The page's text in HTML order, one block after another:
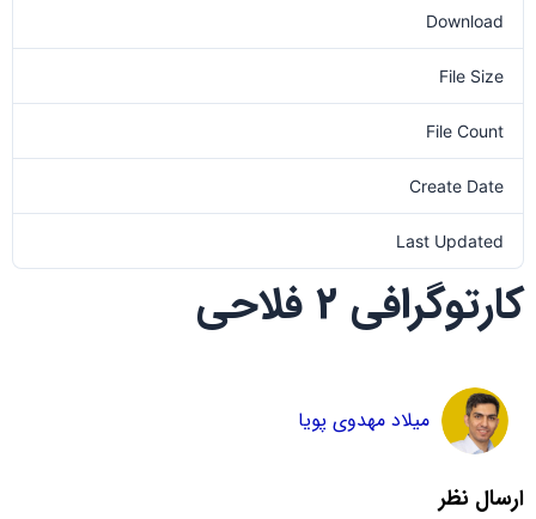
Download
File Size
File Count
Create Date
Last Updated
کارتوگرافی 2 فلاحی
میلاد مهدوی پویا
ارسال نظر